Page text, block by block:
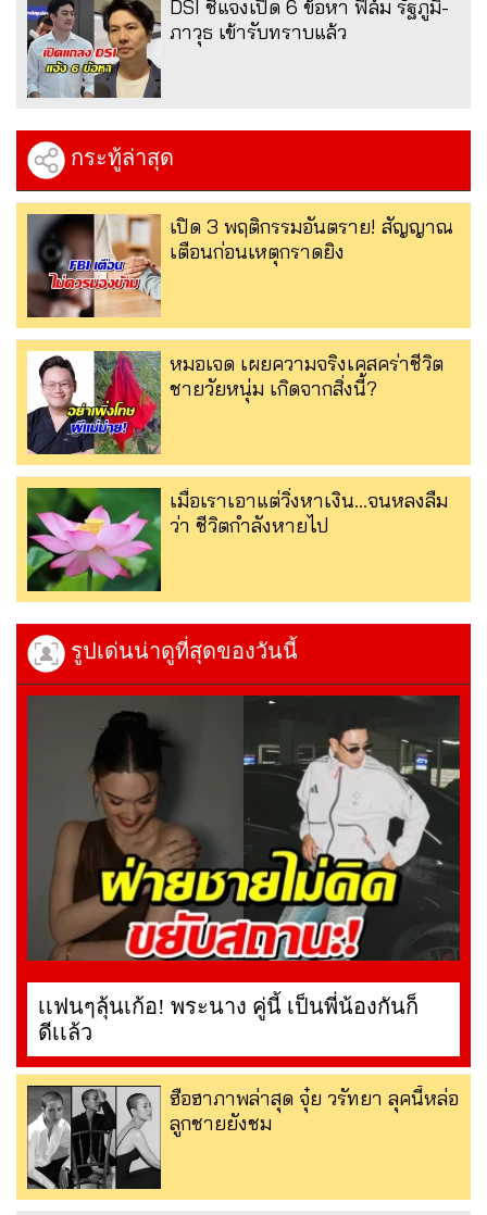
DSI ชี้แจงเปิด 6 ข้อหา ฟิล์ม รัฐภูมิ-
ภาวุธ เข้ารับทราบแล้ว
กระทู้ล่าสุด
เปิด 3 พฤติกรรมอันตราย! สัญญาณ
เตือนก่อนเหตุกราดยิง
หมอเจด เผยความจริงเคสคร่าชีวิต
ชายวัยหนุ่ม เกิดจากสิ่งนี้?
เมื่อเราเอาแต่วิ่งหาเงิน…จนหลงลืม
ว่า ชีวิตกำลังหายไป
รูปเด่นน่าดูที่สุดของวันนี้
เเฟนๆลุ้นเก้อ! พระนาง คู่นี้ เป็นพี่น้องกันก็
ดีเเล้ว
ฮือฮาภาพล่าสุด จุ๋ย วรัทยา ลุคนี้หล่อ
ลูกชายยังชม